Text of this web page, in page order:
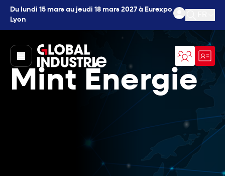
Du lundi 15 mars au jeudi 18 mars 2027 à Eurexpo
Lyon
Ouvrir
page.home
Mint Énergie